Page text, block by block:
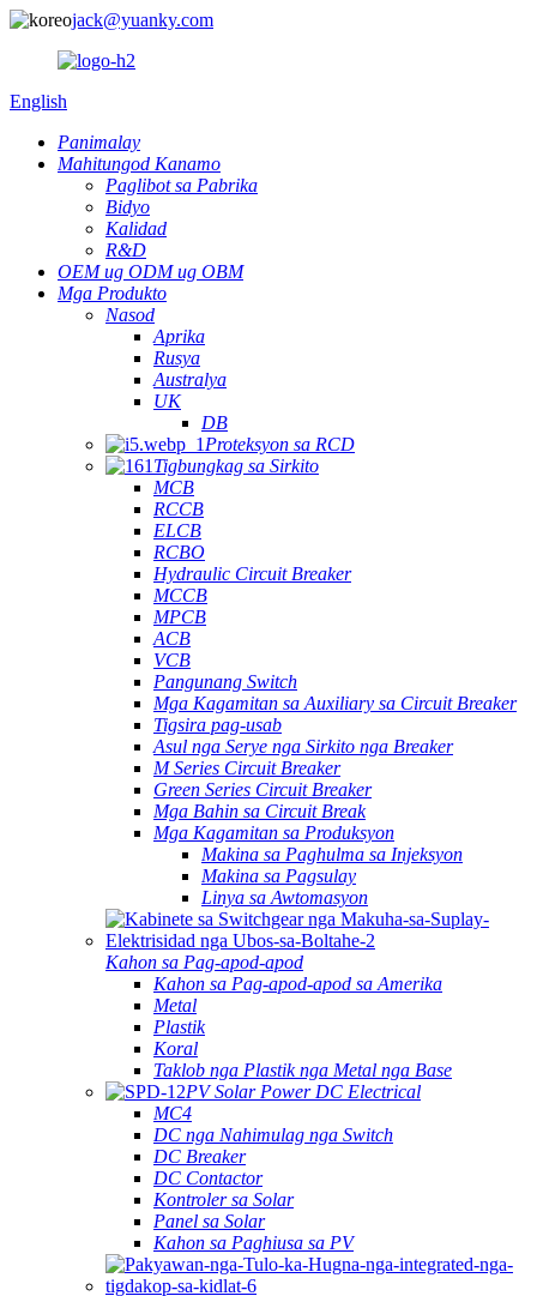
jack@yuanky.com
English
Panimalay
Mahitungod Kanamo
Paglibot sa Pabrika
Bidyo
Kalidad
R&D
OEM ug ODM ug OBM
Mga Produkto
Nasod
Aprika
Rusya
Australya
UK
DB
Proteksyon sa RCD
Tigbungkag sa Sirkito
MCB
RCCB
ELCB
RCBO
Hydraulic Circuit Breaker
MCCB
MPCB
ACB
VCB
Pangunang Switch
Mga Kagamitan sa Auxiliary sa Circuit Breaker
Tigsira pag-usab
Asul nga Serye nga Sirkito nga Breaker
M Series Circuit Breaker
Green Series Circuit Breaker
Mga Bahin sa Circuit Break
Mga Kagamitan sa Produksyon
Makina sa Paghulma sa Injeksyon
Makina sa Pagsulay
Linya sa Awtomasyon
Kahon sa Pag-apod-apod
Kahon sa Pag-apod-apod sa Amerika
Metal
Plastik
Koral
Taklob nga Plastik nga Metal nga Base
PV Solar Power DC Electrical
MC4
DC nga Nahimulag nga Switch
DC Breaker
DC Contactor
Kontroler sa Solar
Panel sa Solar
Kahon sa Paghiusa sa PV